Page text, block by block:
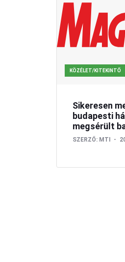
KÖZÉLET/KITEKINTŐ
Sikeresen
budapesti
megsérült
SZERZŐ: MTI